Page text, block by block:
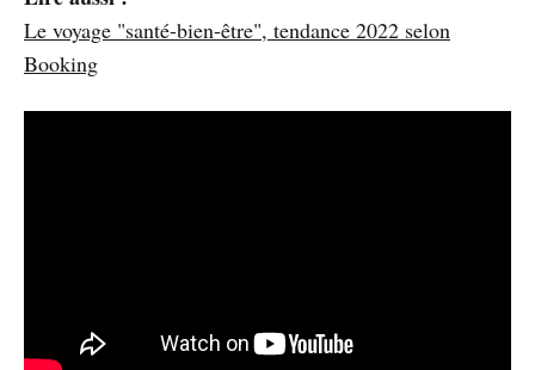
Le voyage "santé-bien-être", tendance 2022 selon
Booking